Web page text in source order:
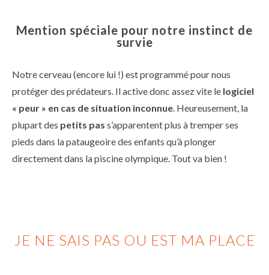
Mention spéciale pour notre instinct de
survie
Notre cerveau (encore lui !) est programmé pour nous
protéger des prédateurs. Il active donc assez vite le logiciel
« peur » en cas de situation inconnue. Heureusement, la
plupart des petits pas s’apparentent plus à tremper ses
pieds dans la pataugeoire des enfants qu’à plonger
directement dans la piscine olympique. Tout va bien !
JE NE SAIS PAS OU EST MA PLACE